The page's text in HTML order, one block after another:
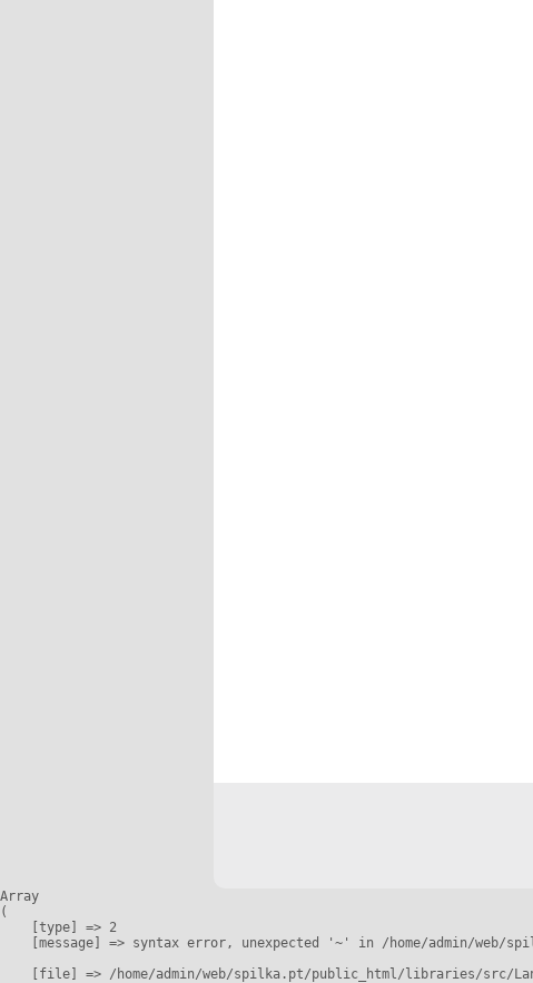
Array
(
    [type] => 2
[message] => syntax error, unexpected '~' in /home/admin/web/
[file] => /home/admin/web/spilka.pt/public_html/libraries/src/